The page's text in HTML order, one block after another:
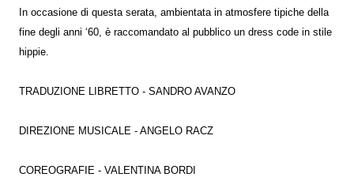
In occasione di questa serata, ambientata in atmosfere tipiche della
fine degli anni ‘60, è raccomandato al pubblico un dress code in stile
hippie.
TRADUZIONE LIBRETTO - SANDRO AVANZO
DIREZIONE MUSICALE - ANGELO RACZ
COREOGRAFIE - VALENTINA BORDI